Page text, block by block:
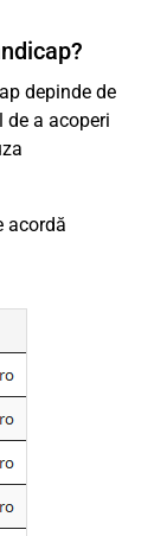
depinde de
de a acoperi
acordă